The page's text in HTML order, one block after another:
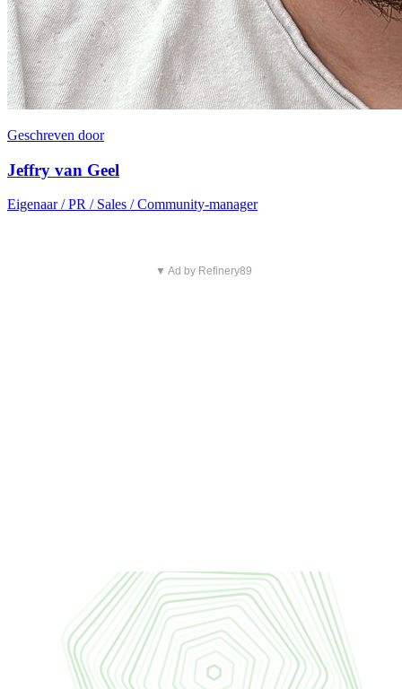
Geschreven door
Jeffry van Geel
Eigenaar / PR / Sales / Community-manager
▼ Ad by Refinery89